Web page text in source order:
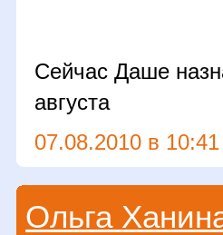
Сейчас Даше
августа
07.08.2010 в 10:41
Ольга